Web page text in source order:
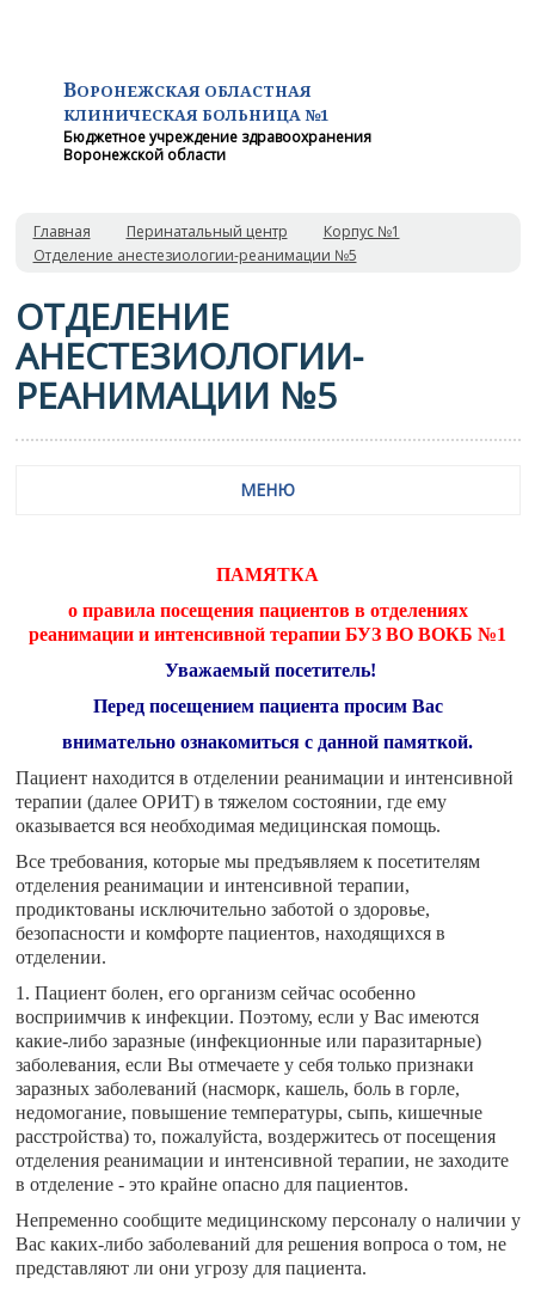
ВОРОНЕЖСКАЯ ОБЛАСТНАЯ
КЛИНИЧЕСКАЯ БОЛЬНИЦА №1
Бюджетное учреждение здравоохранения
Воронежской области
Главная Перинатальный центр
Корпус №1
Отделение анестезиологии-реанимации №5
ОТДЕЛЕНИЕ
АНЕСТЕЗИОЛОГИИ-
РЕАНИМАЦИИ №5
МЕНЮ
ПАМЯТКА
о правила посещения пациентов в отделениях
реанимации и интенсивной терапии БУЗ ВО ВОКБ №1
Уважаемый посетитель!
Перед посещением пациента просим Вас
внимательно ознакомиться с данной памяткой.
Пациент находится в отделении реанимации и интенсивной
терапии (далее ОРИТ) в тяжелом состоянии, где ему
оказывается вся необходимая медицинская помощь.
Все требования, которые мы предъявляем к посетителям
отделения реанимации и интенсивной терапии,
продиктованы исключительно заботой о здоровье,
безопасности и комфорте пациентов, находящихся в
отделении.
1. Пациент болен, его организм сейчас особенно
восприимчив к инфекции. Поэтому, если у Вас имеются
какие-либо заразные (инфекционные или паразитарные)
заболевания, если Вы отмечаете у себя только признаки
заразных заболеваний (насморк, кашель, боль в горле,
недомогание, повышение температуры, сыпь, кишечные
расстройства) то, пожалуйста, воздержитесь от посещения
отделения реанимации и интенсивной терапии, не заходите
в отделение - это крайне опасно для пациентов.
Непременно сообщите медицинскому персоналу о наличии у
Вас каких-либо заболеваний для решения вопроса о том, не
представляют ли они угрозу для пациента.